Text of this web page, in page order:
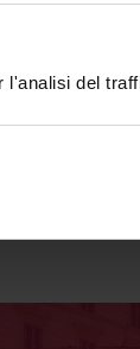
del
e Paola